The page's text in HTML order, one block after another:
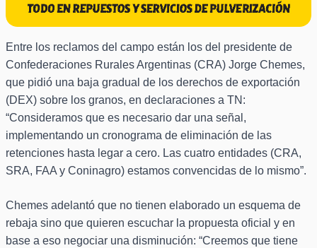
Entre los reclamos del campo están los del presidente de
Confederaciones Rurales Argentinas (CRA) Jorge Chemes,
que pidió una baja gradual de los derechos de exportación
(DEX) sobre los granos, en declaraciones a TN:
“Consideramos que es necesario dar una señal,
implementando un cronograma de eliminación de las
retenciones hasta legar a cero. Las cuatro entidades (CRA,
SRA, FAA y Coninagro) estamos convencidas de lo mismo”.
Chemes adelantó que no tienen elaborado un esquema de
rebaja sino que quieren escuchar la propuesta oficial y en
base a eso negociar una disminución: “Creemos que tiene